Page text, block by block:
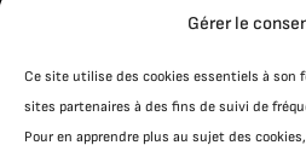
Gérer le
Ce site utilise des cookies essentiels à son
sites partenaires à des fins de suivi de
Pour en apprendre plus au sujet des